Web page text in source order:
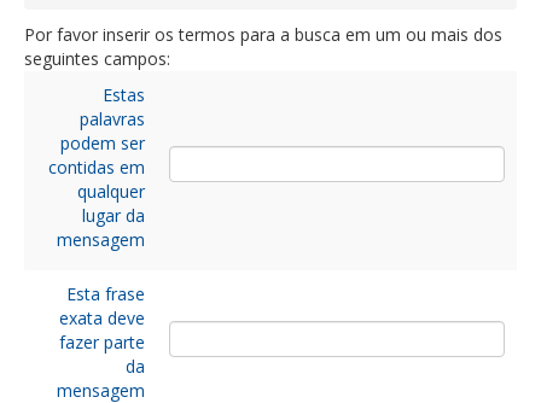
Por favor inserir os termos para a busca em um ou mais dos
seguintes campos:
Estas
palavras
podem ser
contidas em
qualquer
lugar da
mensagem
Esta frase
exata deve
fazer parte
da
mensagem